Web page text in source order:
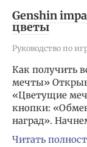
Genshin
цветы
Руководство по
Как получить
мечты»
«Цветущие
кнопки:
наград».
Читать